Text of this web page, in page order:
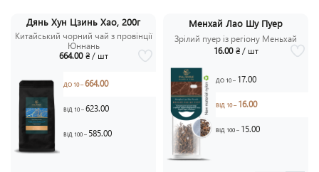
Дянь Хун Цзинь Хао, 200г
Китайський чорний чай з провінції
Юннань
664.00 ₴ / шт
ДО 10 –664.00
ВІД 10 –623.00
ВІД 100 – 585.00
Менхай Лао Шу Пуер
Зрілий пуер із регіону Меньхай
16.00 ₴ / шт
ДО 10 – 17.00
ВІД 10 –16.00
ВІД 100 – 15.00